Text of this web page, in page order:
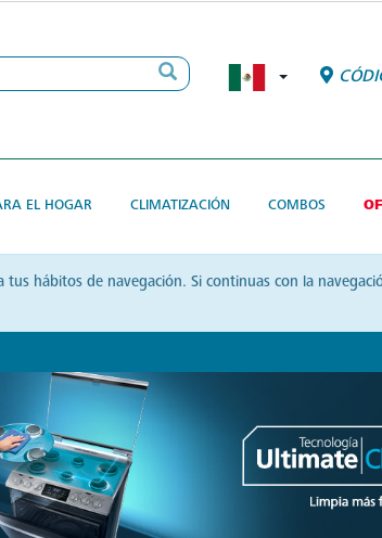
EL HOGAR CLIMATIZACIÓN COMBOS
hábitos de navegación. Si continuas con la